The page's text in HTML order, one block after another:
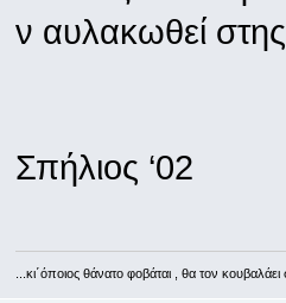
ν αυλακωθεί
Σπήλιος ‘02
...κι΄όποιος θάνατο φοβάται , θα τον